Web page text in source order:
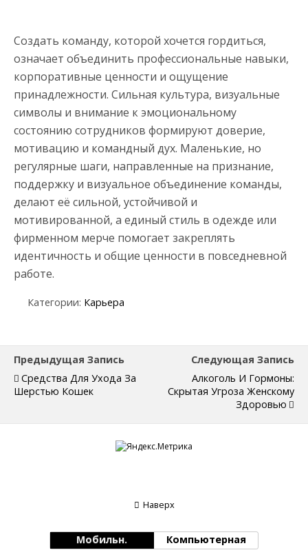
Создать команду, которой хочется гордиться,
означает объединить профессиональные навыки,
корпоративные ценности и ощущение
принадлежности. Сильная культура, визуальные
символы и внимание к эмоциональному
состоянию сотрудников формируют доверие,
мотивацию и командный дух. Маленькие, но
регулярные шаги, направленные на признание,
поддержку и визуальное объединение команды,
делают её сильной, устойчивой и
мотивированной, а единый стиль в одежде или
фирменном мерче помогает закреплять
идентичность и общие ценности в повседневной
работе.
Категории: Карьера
Предыдущая Запись
Средства Для Ухода За
Шерстью Кошек
Следующая Запись
Алкоголь И Гормоны:
Скрытая Угроза Женскому
Здоровью
Наверх
Мобильн. Компьютерная